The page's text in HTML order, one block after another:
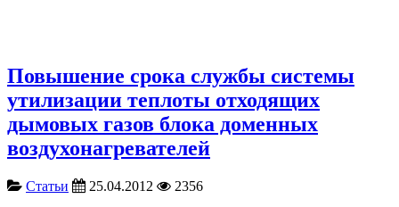
Повышение срока службы системы
утилизации теплоты отходящих
дымовых газов блока доменных
воздухонагревателей
Статьи 25.04.2012
2356